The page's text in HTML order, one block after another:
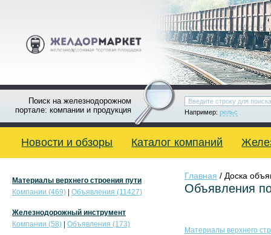
Поиск на железнодорожном
портале: компании и продукция
Например: рельс
Новости и обзоры Каталог компаний
Главная / Доска
Объявления
Материалы верхнего
Материалы верхнего строения пути
Компании (469)
Объявления (11427)
Железнодорожный инструмент
Компании (58)
Объявления (173)